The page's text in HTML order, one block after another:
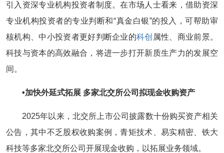
引入资深专业机构投资者制度。在市场人士看来，借助资深
专业机构投资者的专业判断和“真金白银”的投入，可帮助审
核机构、中小投资者更好判断企业的科创 属性、商业前景。
科技与资本的高效融合，将进一步打开新质生产力的发展空
间。
•‍加快外延式拓展 多家北交所公司拟现金收购资产
2025年以来，北交所上市公司披露数十份购买资产相关
公告，其中不乏股权收购案例，青矩技术、易实精密、铁大
科技等多家北交所公司开展现金收购，以拓展业务领域。